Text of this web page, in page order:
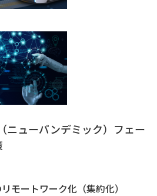
ニューパンデミック）フェー
モートワーク化（集約化）